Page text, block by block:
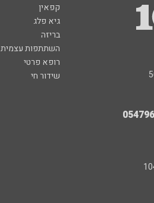
קפאין
גיא פלג
בריזה
השתתפות עצמית
רופא פרטי
שידור חי